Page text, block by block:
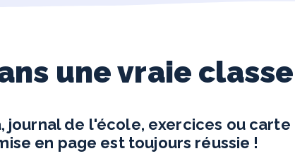
une vraie classe
journal de l'école, exercices ou carte
en page est toujours réussie !